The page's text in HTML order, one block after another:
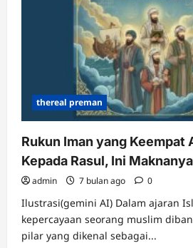
thereal preman
Rukun Iman yang Keempat
Kepada Rasul, Ini Maknanya
admin 7 bulan ago 0
Ilustrasi(gemini AI) Dalam ajaran
kepercayaan seorang muslim
pilar yang dikenal sebagai...